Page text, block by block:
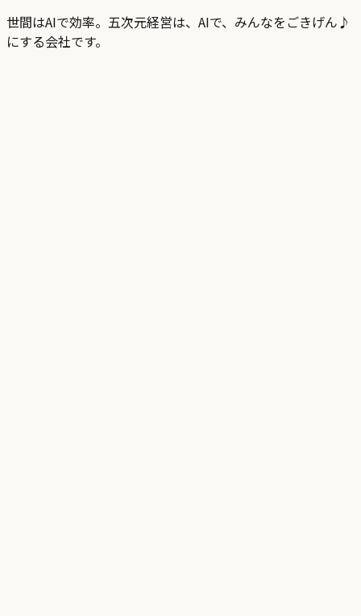
世間はAIで効率。五次元経営は、AIで、みんなをごきげん♪
にする会社です。